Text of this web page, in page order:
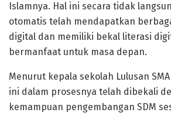
Islamnya. Hal ini secara tidak
otomatis telah mendapatkan
digital dan memiliki bekal literasi
bermanfaat untuk masa depan.
Menurut kepala sekolah Lulusan
ini dalam prosesnya telah dibekali
kemampuan pengembangan SDM